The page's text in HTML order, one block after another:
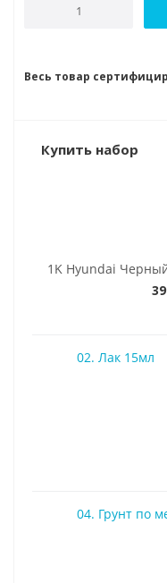
Весь товар
Купить набор
1K Hyundai
02. Лак 15мл
04. Грунт по